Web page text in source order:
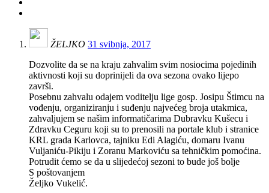
ŽELJKO 31 svibnja, 2017
Dozvolite da se na kraju zahvalim svim nosiocima pojedinih
aktivnosti koji su doprinijeli da ova sezona ovako lijepo
završi.
Posebnu zahvalu odajem voditelju lige gosp. Josipu Štimcu na
vođenju, organiziranju i suđenju najvećeg broja utakmica,
zahvaljujem se našim informatičarima Dubravku Kušecu i
Zdravku Ceguru koji su to prenosili na portale klub i stranice
KRL grada Karlovca, tajniku Edi Alagiću, domaru Ivanu
Vuljaniću-Pikiju i Zoranu Markoviću sa tehničkim pomoćina.
Potrudit ćemo se da u slijedećoj sezoni to bude još bolje
S poštovanjem
Željko Vukelić.